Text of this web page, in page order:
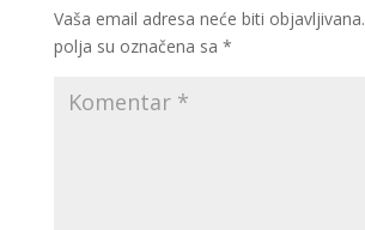
Vaša email adresa neće biti objavljivana.
polja su označena sa *